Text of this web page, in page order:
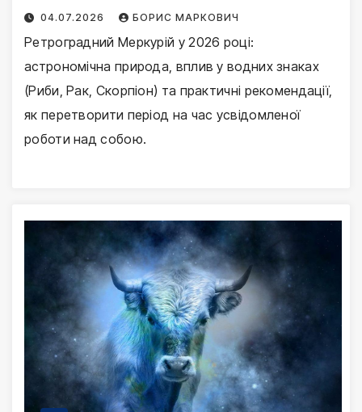
04.07.2026 БОРИС МАРКОВИЧ
Ретроградний Меркурій у 2026 році:
астрономічна природа, вплив у водних знаках
(Риби, Рак, Скорпіон) та практичні рекомендації,
як перетворити період на час усвідомленої
роботи над собою.